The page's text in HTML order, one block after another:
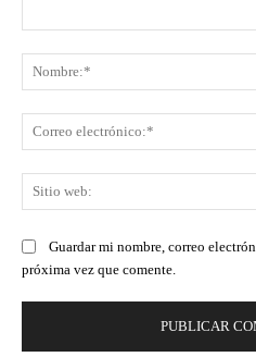
Guardar mi nombre, correo
próxima vez que comente.